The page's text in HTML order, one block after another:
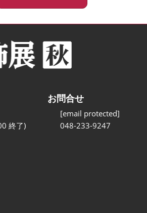
終了)
お問合せ
[email protected]
048-233-9247